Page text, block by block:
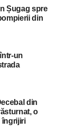
Șugag spre
din
un
din
o
îngrijiri